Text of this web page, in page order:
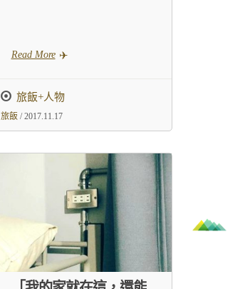
Read More
旅飯+人物
旅飯 / 2017.11.17